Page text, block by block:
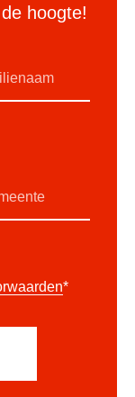
hoogte!
*